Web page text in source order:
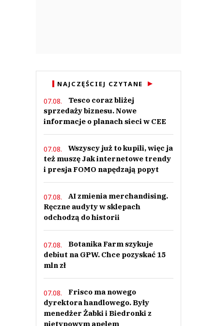
NAJCZĘŚCIEJ CZYTANE
07.08.
Tesco coraz bliżej
sprzedaży biznesu. Nowe
informacje o planach sieci w CEE
07.08.
Wszyscy już to kupili, więc ja
też muszę Jak internetowe trendy
i presja FOMO napędzają popyt
07.08.
AI zmienia merchandising.
Ręczne audyty w sklepach
odchodzą do historii
07.08.
Botanika Farm szykuje
debiut na GPW. Chce pozyskać 15
mln zł
07.08.
Frisco ma nowego
dyrektora handlowego. Były
menedżer Żabki i Biedronki z
nietypowym apelem